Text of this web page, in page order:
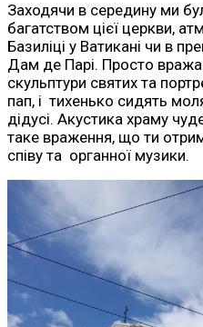
Заходячи в середину ми
багатством цієї церкви,
Базиліці у Ватикані чи в
Дам де Парі. Просто
скульптури святих та
пап, і тихенько сидять
дідусі. Акустика храму
таке враження, що ти
співу та органної музики.